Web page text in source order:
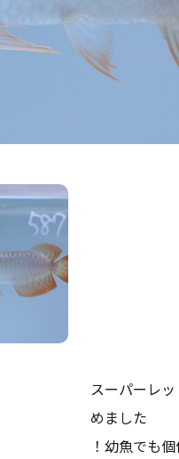
スーパーレ
めました
！幼魚でも